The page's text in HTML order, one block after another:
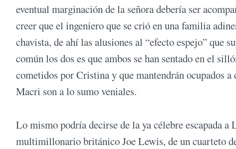
eventual marginación de la señora debería ser
creer que el ingeniero que se crió en una familia
chavista, de ahí las alusiones al “efecto espejo” que
común los dos es que ambos se han sentado en el
cometidos por Cristina y que mantendrán ocupados
Macri son a lo sumo veniales.
Lo mismo podría decirse de la ya célebre escapada
multimillonario británico Joe Lewis, de un cuarteto